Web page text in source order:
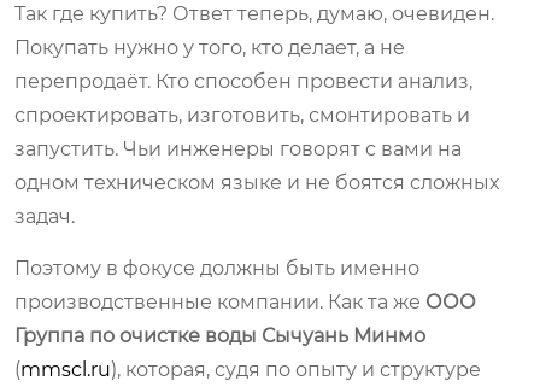
Так где купить? Ответ теперь, думаю, очевиден.
Покупать нужно у того, кто делает, а не
перепродаёт. Кто способен провести анализ,
спроектировать, изготовить, смонтировать и
запустить. Чьи инженеры говорят с вами на
одном техническом языке и не боятся сложных
задач.
Поэтому в фокусе должны быть именно
производственные компании. Как та же ООО
Группа по очистке воды Сычуань Минмо
(mmscl.ru), которая, судя по опыту и структуре